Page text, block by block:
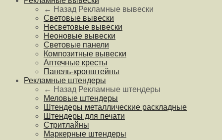
← Назад Рекламные вывески
Световые вывески
Несветовые вывески
Неоновые вывески
Световые панели
Композитные вывески
Аптечные кресты
Панель-кронштейны
Рекламные штендеры
← Назад Рекламные штендеры
Меловые штендеры
Штендеры металлические раскладные
Штендеры для печати
Стритлайны
Маркерные штендеры